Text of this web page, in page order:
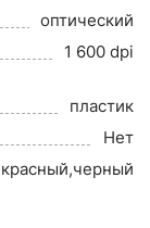
оптический
1 600 dpi
пластик
Нет
красный,черный